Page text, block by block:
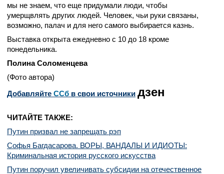
мы не знаем, что еще придумали люди, чтобы
умерщвлять других людей. Человек, чьи руки связаны,
возможно, палач и для него самого выбирается казнь.
Выставка открыта ежедневно с 10 до 18 кроме
понедельника.
Полина Соломенцева
(Фото автора)
Добавляйте CСб в свои источники дзен
ЧИТАЙТЕ ТАКЖЕ:
Путин призвал не запрещать рэп
Софья Багдасарова. ВОРЫ, ВАНДАЛЫ И ИДИОТЫ:
Криминальная история русского искусства
Путин поручил увеличивать субсидии на отечественное